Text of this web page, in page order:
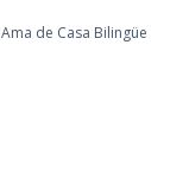
Ama de Casa Bilingüe